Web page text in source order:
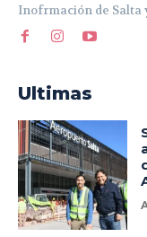
Inofrmación de Salta
Ultimas